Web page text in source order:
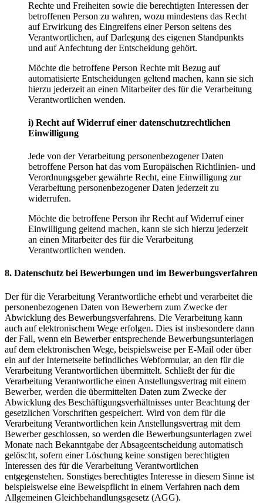
Rechte und Freiheiten sowie die berechtigten Interessen der
betroffenen Person zu wahren, wozu mindestens das Recht
auf Erwirkung des Eingreifens einer Person seitens des
Verantwortlichen, auf Darlegung des eigenen Standpunkts
und auf Anfechtung der Entscheidung gehört.
Möchte die betroffene Person Rechte mit Bezug auf
automatisierte Entscheidungen geltend machen, kann sie sich
hierzu jederzeit an einen Mitarbeiter des für die Verarbeitung
Verantwortlichen wenden.
i) Recht auf Widerruf einer datenschutzrechtlichen
Einwilligung
Jede von der Verarbeitung personenbezogener Daten
betroffene Person hat das vom Europäischen Richtlinien- und
Verordnungsgeber gewährte Recht, eine Einwilligung zur
Verarbeitung personenbezogener Daten jederzeit zu
widerrufen.
Möchte die betroffene Person ihr Recht auf Widerruf einer
Einwilligung geltend machen, kann sie sich hierzu jederzeit
an einen Mitarbeiter des für die Verarbeitung
Verantwortlichen wenden.
8. Datenschutz bei Bewerbungen und im Bewerbungsverfahren
Der für die Verarbeitung Verantwortliche erhebt und verarbeitet die
personenbezogenen Daten von Bewerbern zum Zwecke der
Abwicklung des Bewerbungsverfahrens. Die Verarbeitung kann
auch auf elektronischem Wege erfolgen. Dies ist insbesondere dann
der Fall, wenn ein Bewerber entsprechende Bewerbungsunterlagen
auf dem elektronischen Wege, beispielsweise per E-Mail oder über
ein auf der Internetseite befindliches Webformular, an den für die
Verarbeitung Verantwortlichen übermittelt. Schließt der für die
Verarbeitung Verantwortliche einen Anstellungsvertrag mit einem
Bewerber, werden die übermittelten Daten zum Zwecke der
Abwicklung des Beschäftigungsverhältnisses unter Beachtung der
gesetzlichen Vorschriften gespeichert. Wird von dem für die
Verarbeitung Verantwortlichen kein Anstellungsvertrag mit dem
Bewerber geschlossen, so werden die Bewerbungsunterlagen zwei
Monate nach Bekanntgabe der Absageentscheidung automatisch
gelöscht, sofern einer Löschung keine sonstigen berechtigten
Interessen des für die Verarbeitung Verantwortlichen
entgegenstehen. Sonstiges berechtigtes Interesse in diesem Sinne ist
beispielsweise eine Beweispflicht in einem Verfahren nach dem
Allgemeinen Gleichbehandlungsgesetz (AGG).